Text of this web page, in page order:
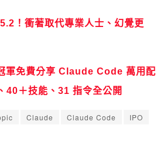
！衝著取代專業人士、幻覺更
免費分享 Claude Code 萬用配
＋技能、31 指令全公開
Claude Claude Code IPO